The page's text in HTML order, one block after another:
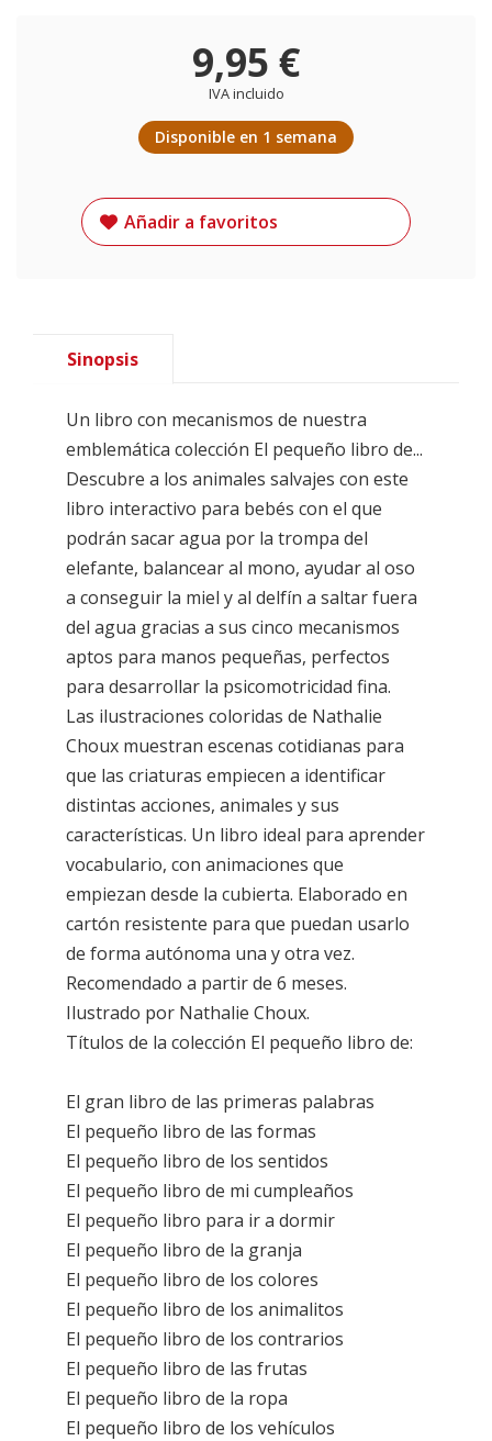
9,95 €
IVA incluido
Disponible en 1 semana
Añadir a favoritos
Sinopsis
Un libro con mecanismos de nuestra
emblemática colección El pequeño libro de...
Descubre a los animales salvajes con este
libro interactivo para bebés con el que
podrán sacar agua por la trompa del
elefante, balancear al mono, ayudar al oso
a conseguir la miel y al delfín a saltar fuera
del agua gracias a sus cinco mecanismos
aptos para manos pequeñas, perfectos
para desarrollar la psicomotricidad fina.
Las ilustraciones coloridas de Nathalie
Choux muestran escenas cotidianas para
que las criaturas empiecen a identificar
distintas acciones, animales y sus
características. Un libro ideal para aprender
vocabulario, con animaciones que
empiezan desde la cubierta. Elaborado en
cartón resistente para que puedan usarlo
de forma autónoma una y otra vez.
Recomendado a partir de 6 meses.
Ilustrado por Nathalie Choux.
Títulos de la colección El pequeño libro de:
El gran libro de las primeras palabras
El pequeño libro de las formas
El pequeño libro de los sentidos
El pequeño libro de mi cumpleaños
El pequeño libro para ir a dormir
El pequeño libro de la granja
El pequeño libro de los colores
El pequeño libro de los animalitos
El pequeño libro de los contrarios
El pequeño libro de las frutas
El pequeño libro de la ropa
El pequeño libro de los vehículos